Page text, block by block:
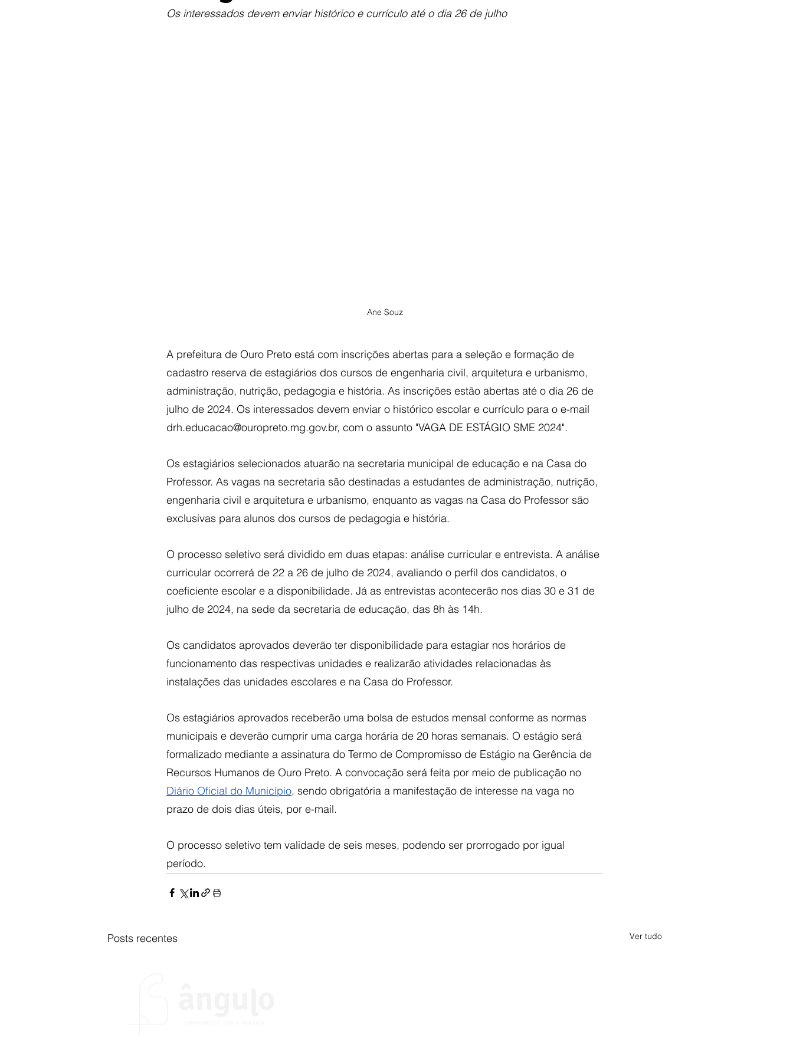
Os interessados devem enviar histórico e currículo até o dia 26 de julho
Ane Souz
A prefeitura de Ouro Preto está com inscrições abertas para a seleção e formação de
cadastro reserva de estagiários dos cursos de engenharia civil, arquitetura e urbanismo,
administração, nutrição, pedagogia e história. As inscrições estão abertas até o dia 26 de
julho de 2024. Os interessados devem enviar o histórico escolar e currículo para o e-mail
drh.educacao@ouropreto.mg.gov.br, com o assunto "VAGA DE ESTÁGIO SME 2024".
Os estagiários selecionados atuarão na secretaria municipal de educação e na Casa do
Professor. As vagas na secretaria são destinadas a estudantes de administração, nutrição,
engenharia civil e arquitetura e urbanismo, enquanto as vagas na Casa do Professor são
exclusivas para alunos dos cursos de pedagogia e história.
O processo seletivo será dividido em duas etapas: análise curricular e entrevista. A análise
curricular ocorrerá de 22 a 26 de julho de 2024, avaliando o perfil dos candidatos, o
coeficiente escolar e a disponibilidade. Já as entrevistas acontecerão nos dias 30 e 31 de
julho de 2024, na sede da secretaria de educação, das 8h às 14h.
Os candidatos aprovados deverão ter disponibilidade para estagiar nos horários de
funcionamento das respectivas unidades e realizarão atividades relacionadas às
instalações das unidades escolares e na Casa do Professor.
Os estagiários aprovados receberão uma bolsa de estudos mensal conforme as normas
municipais e deverão cumprir uma carga horária de 20 horas semanais. O estágio será
formalizado mediante a assinatura do Termo de Compromisso de Estágio na Gerência de
Recursos Humanos de Ouro Preto. A convocação será feita por meio de publicação no
Diário Oficial do Município, sendo obrigatória a manifestação de interesse na vaga no
prazo de dois dias úteis, por e-mail.
O processo seletivo tem validade de seis meses, podendo ser prorrogado por igual
período.
Posts recentes Ver tudo